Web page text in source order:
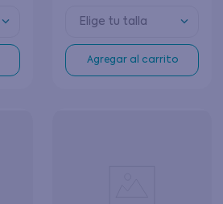
Elige tu talla
Agregar al carrito